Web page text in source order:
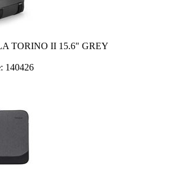
TORINO II 15.6" GREY
: 140426